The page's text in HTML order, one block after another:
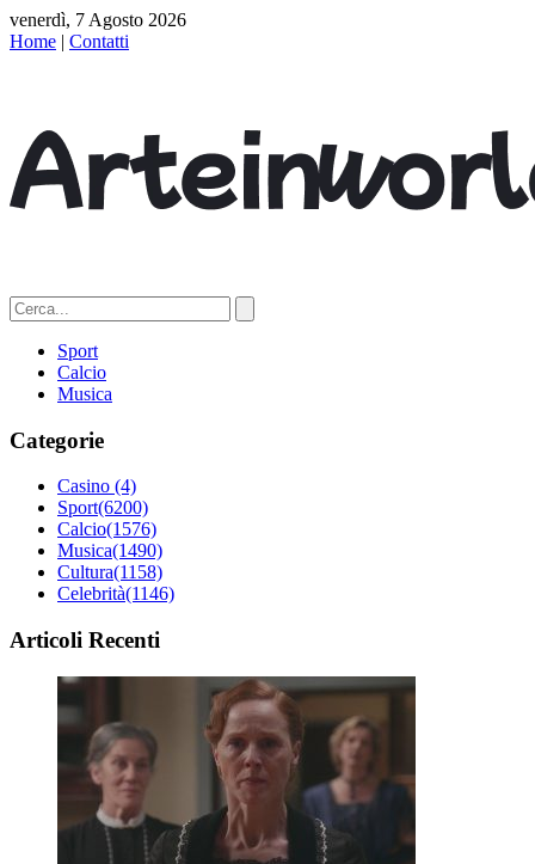
venerdì, 7 Agosto 2026
Home | Contatti
Sport
Calcio
Musica
Categorie
Casino (4)
Sport(6200)
Calcio(1576)
Musica(1490)
Cultura(1158)
Celebrità(1146)
Articoli Recenti